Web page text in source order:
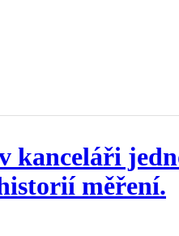
kanceláři
měření.